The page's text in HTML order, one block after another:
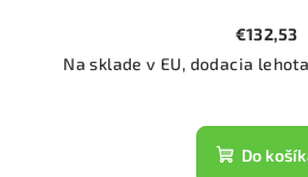
€132,53
Na sklade v EU, dodacia
Do